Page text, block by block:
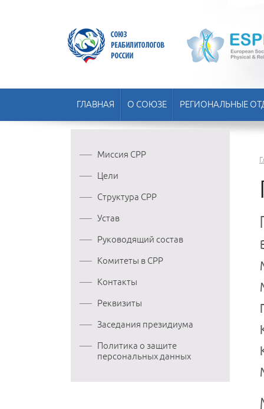
ГЛАВНАЯ О СОЮЗЕ РЕГИОНАЛЬНЫЕ
Миссия СРР
Цели
Структура СРР
Устав
Руководящий состав
Комитеты в СРР
Контакты
Реквизиты
Заседания президиума
Политика о защите
персональных данных